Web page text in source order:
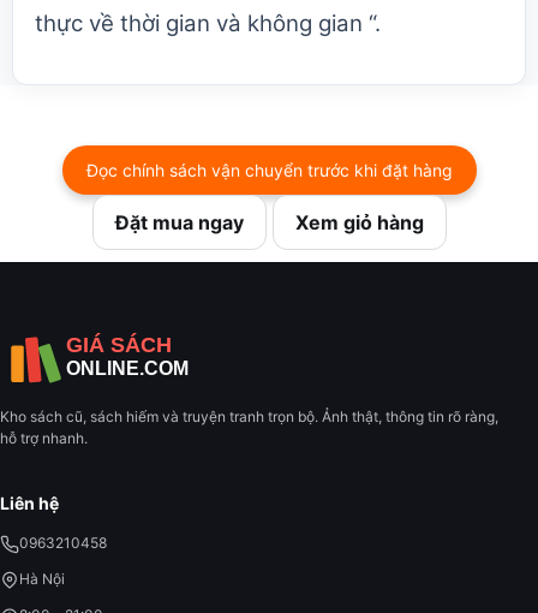
thực về thời gian và không gian “.
Đọc chính sách vận chuyển trước khi đặt hàng
Đặt mua ngay Xem giỏ hàng
Kho sách cũ, sách hiếm và truyện tranh trọn bộ. Ảnh thật, thông tin rõ ràng,
hỗ trợ nhanh.
Liên hệ
0963210458
Hà Nội